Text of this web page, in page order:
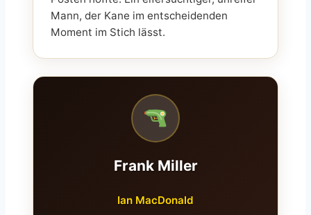
Mann, der Kane im entscheidenden
Moment im Stich lässt.
Frank Miller
Ian MacDonald